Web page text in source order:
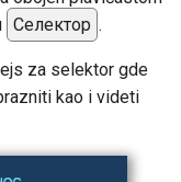
Селектор .
za selektor gde
kao i videti